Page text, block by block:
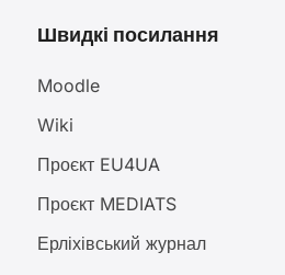
Швидкі посилання
Moodle
Wiki
Проєкт EU4UA
Проєкт MEDIATS
Ерліхівський журнал